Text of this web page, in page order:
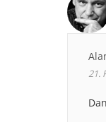
21.